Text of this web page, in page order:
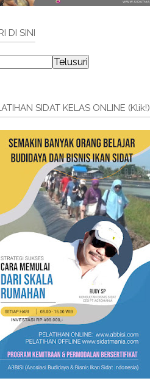
DI SINI
SIDAT KELAS ONLINE (Klik!)